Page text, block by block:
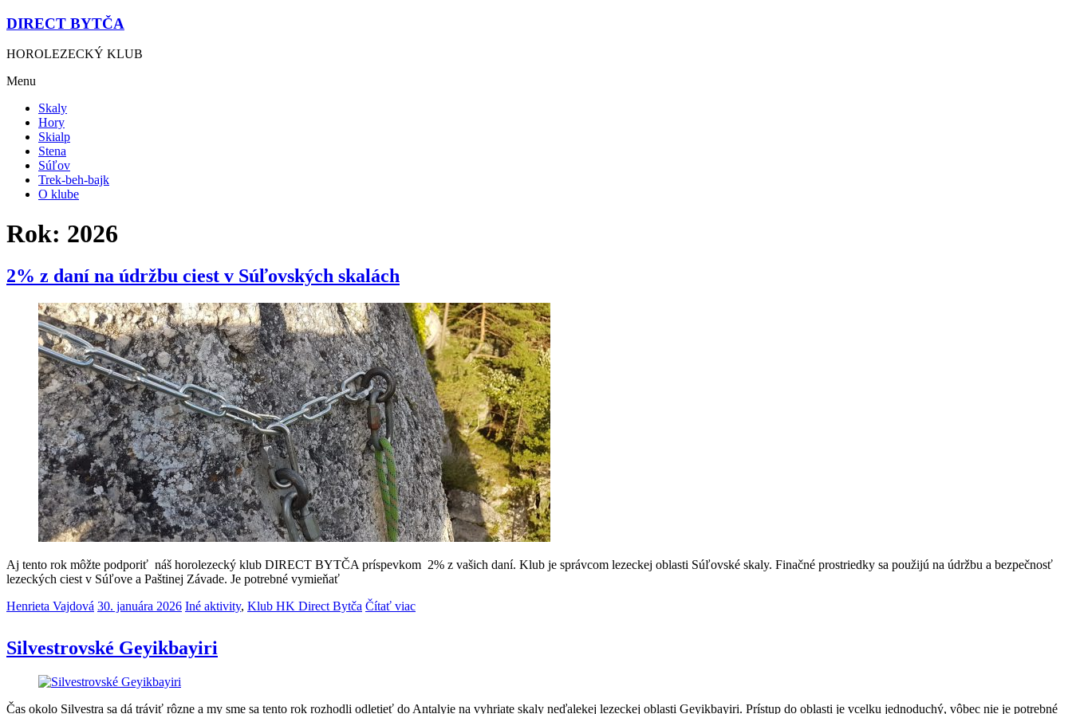
DIRECT BYTČA
HOROLEZECKÝ KLUB
Menu
Skaly
Hory
Skialp
Stena
Súľov
Trek-beh-bajk
O klube
Rok: 2026
2% z daní na údržbu ciest v Súľovských skalách
Aj tento rok môžte podporiť náš horolezecký klub DIRECT BYTČA príspevkom 2% z vašich daní. Klub je správcom lezeckej oblasti Súľovské skaly. Finačné prostriedky sa použijú na údržbu a bezpečnosť
lezeckých ciest v Súľove a Paštinej Závade. Je potrebné vymieňať
Henrieta Vajdová 30. januára 2026 Iné aktivity, Klub HK Direct Bytča Čítať viac
Silvestrovské Geyikbayiri
Čas okolo Silvestra sa dá tráviť rôzne a my sme sa tento rok rozhodli odletieť do Antalyie na vyhriate skaly neďalekej lezeckej oblasti Geyikbayiri. Prístup do oblasti je vcelku jednoduchý, vôbec nie je potrebné